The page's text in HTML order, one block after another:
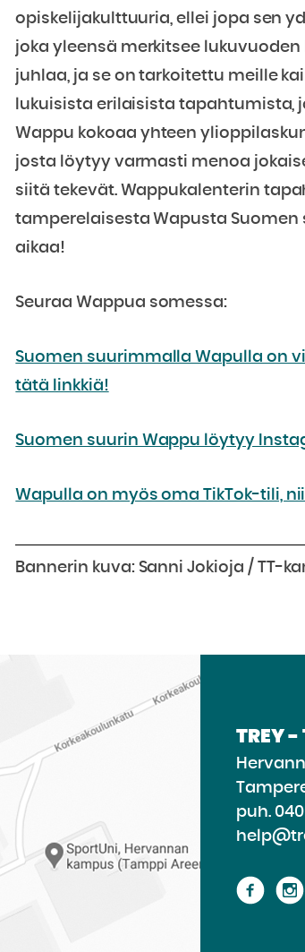
opiskelijakulttuuria, ellei jopa sen
joka yleensä merkitsee
juhlaa, ja se on tarkoitettu meille
lukuisista erilaisista tapahtumista,
Wappu kokoaa yhteen
josta löytyy varmasti menoa
siitä tekevät. Wappukalenterin
tamperelaisesta Wapusta Suomen
aikaa!
Seuraa Wappua somessa:
Suomen suurimmalla Wapulla on
tätä linkkiä!
Suomen suurin Wappu löytyy
Wapulla on myös oma TikTok-tili,
Bannerin kuva: Sanni Jokioja / TT-
TREY
puh. 040
Siirry